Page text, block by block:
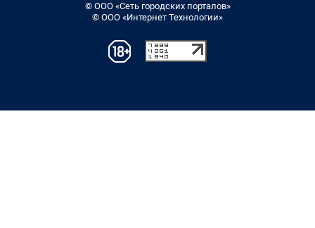
© ООО «Сеть городских порталов»
© ООО «Интернет Технологии»